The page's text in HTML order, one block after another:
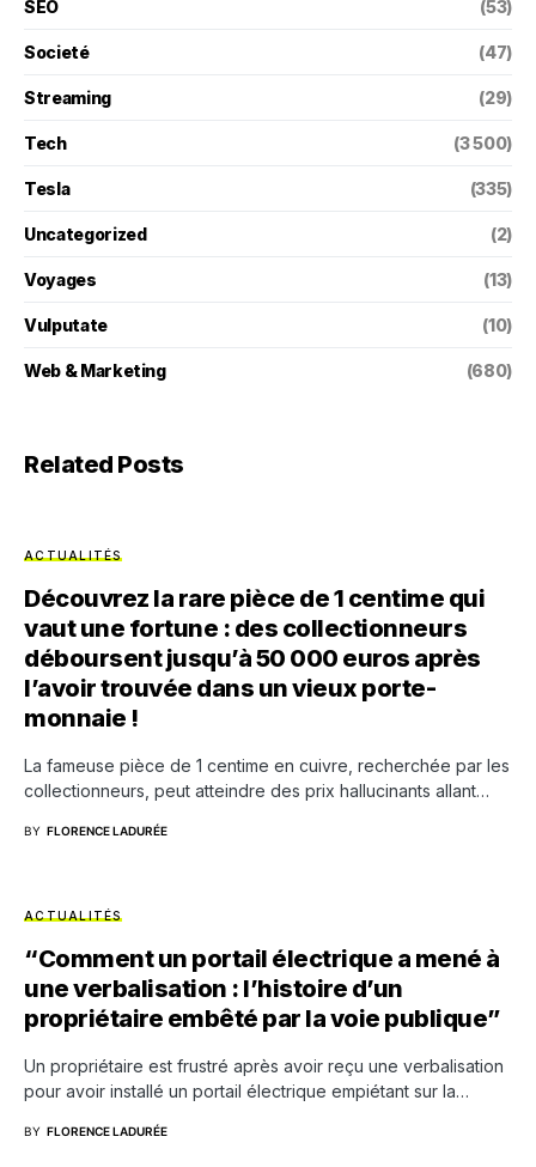
SEO (53)
Societé (47)
Streaming (29)
Tech (3 500)
Tesla (335)
Uncategorized (2)
Voyages (13)
Vulputate (10)
Web & Marketing (680)
Related Posts
ACTUALITÉS
Découvrez la rare pièce de 1 centime qui
vaut une fortune : des collectionneurs
déboursent jusqu’à 50 000 euros après
l’avoir trouvée dans un vieux porte-
monnaie !
La fameuse pièce de 1 centime en cuivre, recherchée par les
collectionneurs, peut atteindre des prix hallucinants allant…
BY FLORENCE LADURÉE
ACTUALITÉS
“Comment un portail électrique a mené à
une verbalisation : l’histoire d’un
propriétaire embêté par la voie publique”
Un propriétaire est frustré après avoir reçu une verbalisation
pour avoir installé un portail électrique empiétant sur la…
BY FLORENCE LADURÉE